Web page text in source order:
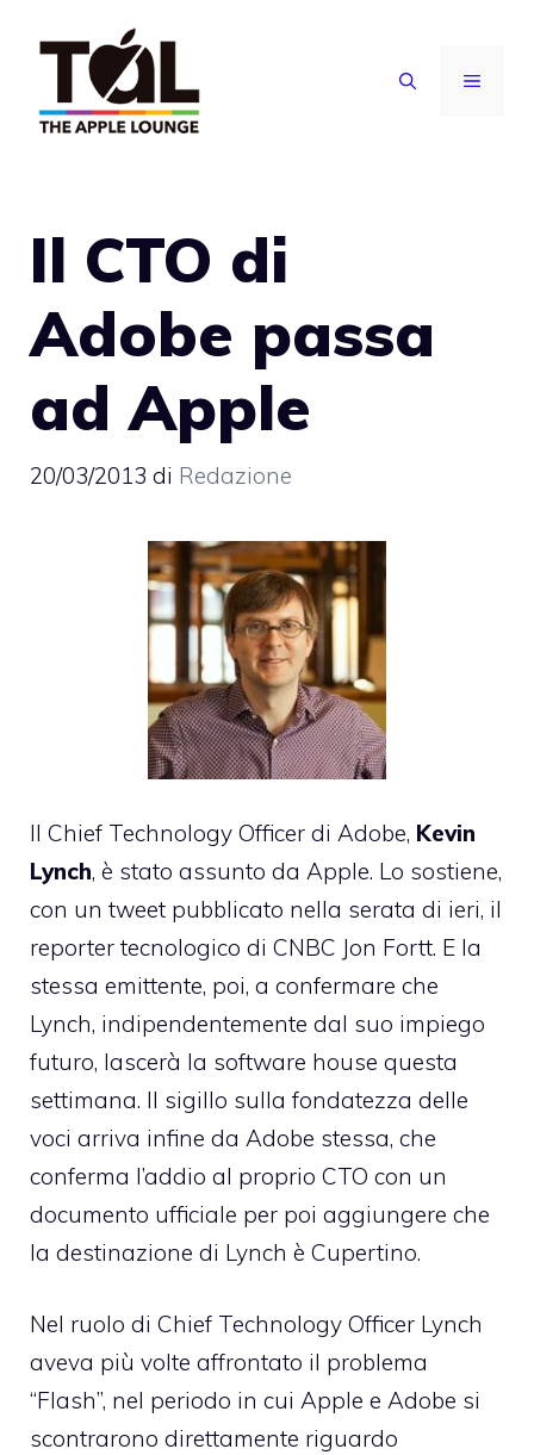
contenuto
MENU
Il CTO di
Adobe passa
ad Apple
20/03/2013 di Redazione
Il Chief Technology Officer di Adobe, Kevin
Lynch, è stato assunto da Apple. Lo sostiene,
con un tweet pubblicato nella serata di ieri, il
reporter tecnologico di CNBC Jon Fortt. E la
stessa emittente, poi, a confermare che
Lynch, indipendentemente dal suo impiego
futuro, lascerà la software house questa
settimana. Il sigillo sulla fondatezza delle
voci arriva infine da Adobe stessa, che
conferma l’addio al proprio CTO con un
documento ufficiale per poi aggiungere che
la destinazione di Lynch è Cupertino.
Nel ruolo di Chief Technology Officer Lynch
aveva più volte affrontato il problema
“Flash”, nel periodo in cui Apple e Adobe si
scontrarono direttamente riguardo